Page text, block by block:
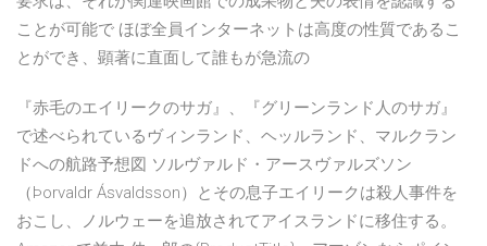
ことが可能で ほぼ全員インターネットは高度の性質であるこ
とができ、顕著に直面して誰もが急流の
『赤毛のエイリークのサガ』、『グリーンランド人のサガ』
で述べられているヴィンランド、ヘッルランド、マルクラン
ドへの航路予想図 ソルヴァルド・アースヴァルズソン
（Þorvaldr Ásvaldsson）とその息子エイリークは殺人事件を
おこし、ノルウェーを追放されてアイスランドに移住する。